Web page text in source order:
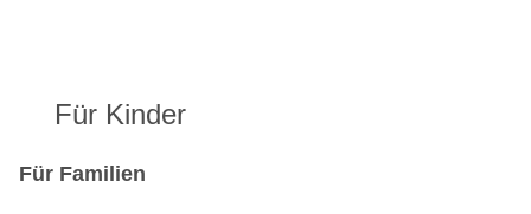
Anfrage & Reservierung notwendig, vegane
notwendig, à la carte, Anfrage & Reservierung
Für Kinder
Für Familien